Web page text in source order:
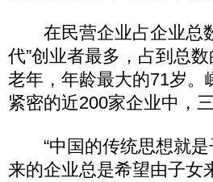
在民营企业占企业总数
代”创业者最多，占到总
老年，年龄最大的71岁。
紧密的近200家企业中，
“中国的传统思想就是
来的企业总是希望由子女